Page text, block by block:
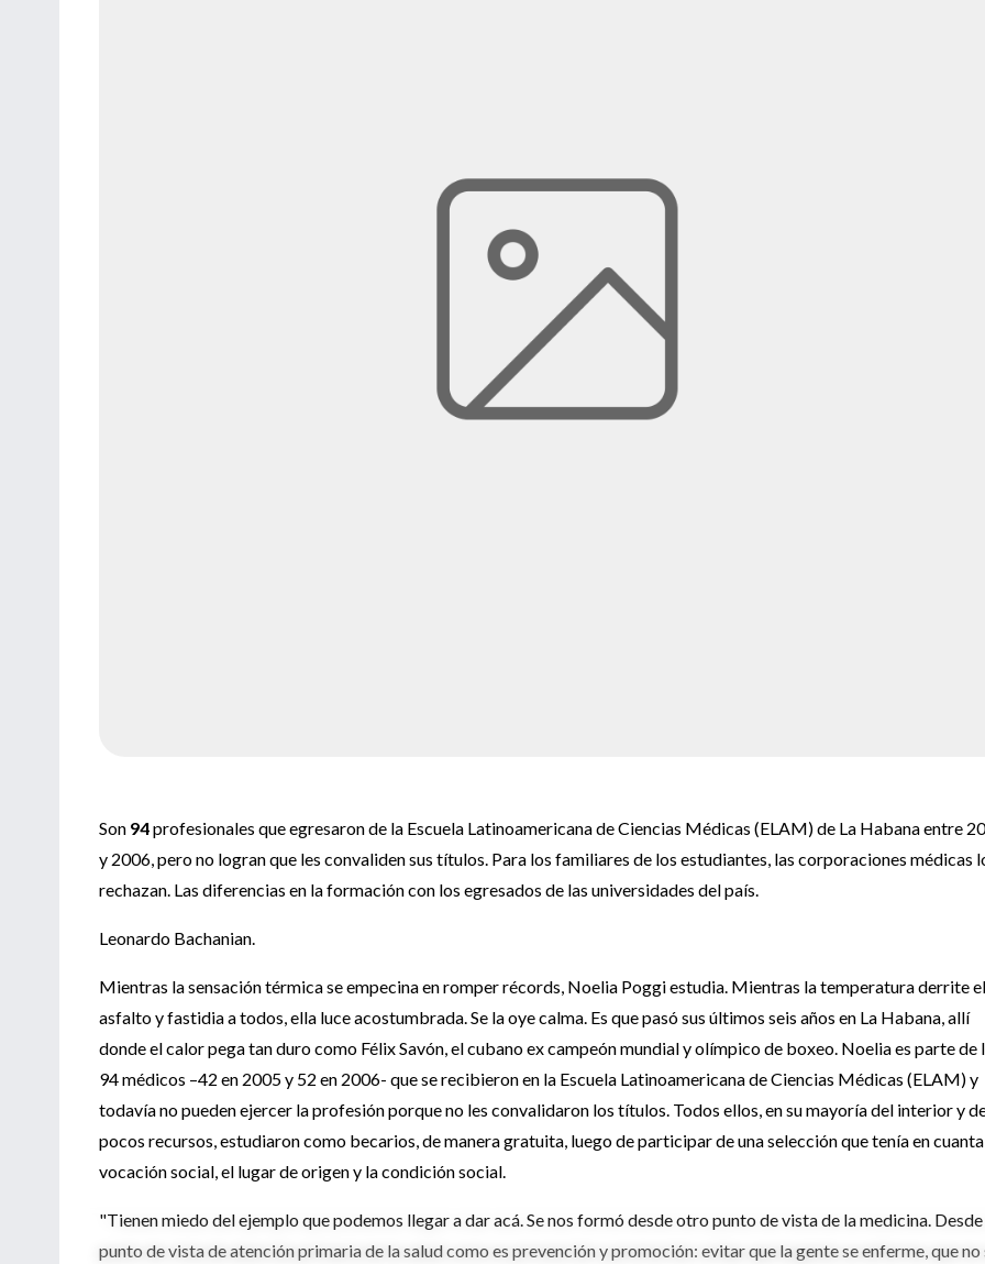
Son 94profesionales que egresaron de la Escuela Latinoamericana de Ciencias Médicas (ELAM) de La Habana entre
y 2006, pero no logran que les convaliden sus títulos. Para los familiares de los estudiantes, las corporaciones médicas
rechazan. Las diferencias en la formación con los egresados de las universidades del país.
Leonardo Bachanian.
Mientras la sensación térmica se empecina en romper récords, Noelia Poggi estudia. Mientras la temperatura derrite el
asfalto y fastidia a todos, ella luce acostumbrada. Se la oye calma. Es que pasó sus últimos seis años en La Habana, allí
donde el calor pega tan duro como Félix Savón, el cubano ex campeón mundial y olímpico de boxeo. Noelia es parte de
94 médicos –42 en 2005 y 52 en 2006- que se recibieron en la Escuela Latinoamericana de Ciencias Médicas (ELAM) y
todavía no pueden ejercer la profesión porque no les convalidaron los títulos. Todos ellos, en su mayoría del interior y
pocos recursos, estudiaron como becarios, de manera gratuita, luego de participar de una selección que tenía en
vocación social, el lugar de origen y la condición social.
"Tienen miedo del ejemplo que podemos llegar a dar acá. Se nos formó desde otro punto de vista de la medicina. Desde
punto de vista de atención primaria de la salud como es prevención y promoción: evitar que la gente se enferme, que no